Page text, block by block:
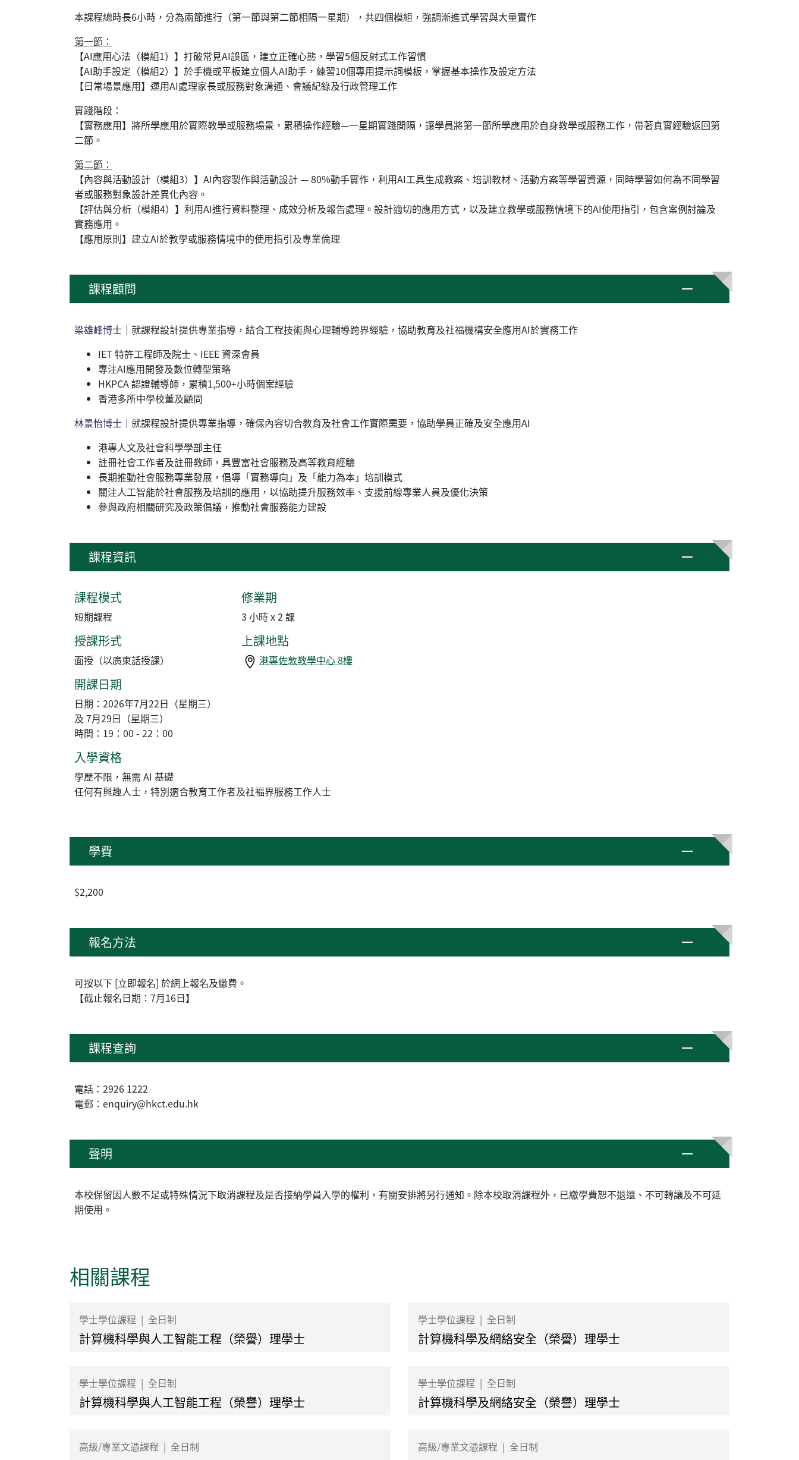
本課程總時長6小時，分為兩節進行（第一節與第二節相隔一星期），共四個模組，強調漸進式學習與大量實作
第一節：
【AI應用心法（模組1）】打破常見AI誤區，建立正確心態，學習5個反射式工作習慣
【AI助手設定（模組2）】於手機或平板建立個人AI助手，練習10個專用提示詞模板，掌握基本操作及設定方法
【日常場景應用】運用AI處理家長或服務對象溝通、會議紀錄及行政管理工作
實踐階段：
【實務應用】將所學應用於實際教學或服務場景，累積操作經驗—一星期實踐間隔，讓學員將第一節所學應用於自身教學或服務工作，帶著真實經驗返回第
二節。
第二節：
【內容與活動設計（模組3）】AI內容製作與活動設計 — 80%動手實作，利用AI工具生成教案、培訓教材、活動方案等學習資源，同時學習如何為不同學習
者或服務對象設計差異化內容。
【評估與分析（模組4）】利用AI進行資料整理、成效分析及報告處理。設計適切的應用方式，以及建立教學或服務情境下的AI使用指引，包含案例討論及
實務應用。
【應用原則】建立AI於教學或服務情境中的使用指引及專業倫理
課程顧問
梁雄峰博士 ｜就課程設計提供專業指導，結合工程技術與心理輔導跨界經驗，協助教育及社福機構安全應用AI於實務工作
IET 特許工程師及院士、IEEE 資深會員
專注AI應用開發及數位轉型策略
HKPCA 認證輔導師，累積1,500+小時個案經驗
香港多所中學校董及顧問
林景怡博士 ｜就課程設計提供專業指導，確保內容切合教育及社會工作實際需要，協助學員正確及安全應用AI
港專人文及社會科學學部主任
註冊社會工作者及註冊教師，具豐富社會服務及高等教育經驗
長期推動社會服務專業發展，倡導「實務導向」及「能力為本」培訓模式
關注人工智能於社會服務及培訓的應用，以協助提升服務效率、支援前線專業人員及優化決策
參與政府相關研究及政策倡議，推動社會服務能力建設
課程資訊
課程模式
短期課程
授課形式
面授（以廣東話授課）
開課日期
日期：2026年7月22日（星期三）
及 7月29日（星期三）
時間：19：00 - 22：00
修業期
3 小時 x 2 課
上課地點
港專佐敦教學中心 8樓
入學資格
學歷不限，無需 AI 基礎
任何有興趣人士，特別適合教育工作者及社褔界服務工作人士
學費
$2,200
報名方法
可按以下 [立即報名] 於網上報名及繳費。
【截止報名日期：7月16日】
課程查詢
電話：2926 1222
電郵：enquiry@hkct.edu.hk
聲明
本校保留因人數不足或特殊情況下取消課程及是否接納學員入學的權利，有關安排將另行通知。除本校取消課程外，已繳學費恕不退還、不可轉讓及不可延
期使用。
相關課程
學士學位課程 | 全日制
計算機科學與人工智能工程（榮譽）理學士
學士學位課程 | 全日制
計算機科學及網絡安全（榮譽）理學士
學士學位課程 | 全日制
計算機科學與人工智能工程（榮譽）理學士
學士學位課程 | 全日制
計算機科學及網絡安全（榮譽）理學士
高級/專業文憑課程 | 全日制 高級/專業文憑課程 | 全日制